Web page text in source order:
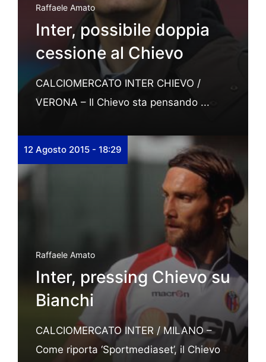
Raffaele Amato
Inter, possibile doppia
cessione al Chievo
CALCIOMERCATO INTER CHIEVO /
VERONA – Il Chievo sta pensando ...
12 Agosto 2015 - 18:29
Raffaele Amato
Inter, pressing Chievo su
Bianchi
CALCIOMERCATO INTER / MILANO –
Come riporta ‘Sportmediaset’, il Chievo